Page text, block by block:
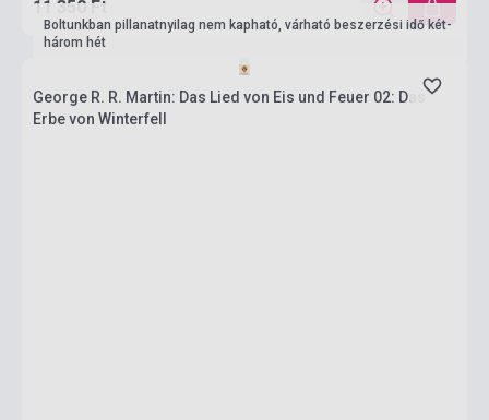
11 350 Ft
Boltunkban pillanatnyilag nem kapható, várható beszerzési idő két-
három hét
George R. R. Martin: Das Lied von Eis und Feuer 02: Das
Erbe von Winterfell